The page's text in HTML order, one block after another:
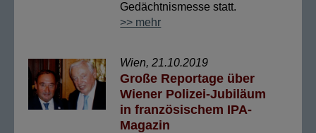
Gedächtnismesse statt.
>> mehr
Wien, 21.10.2019
Große Reportage über
Wiener Polizei-Jubiläum
in französischem IPA-
Magazin